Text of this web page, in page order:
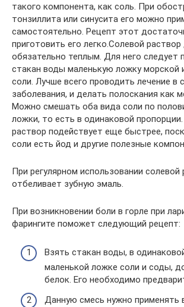
такого компонента, как соль. При
тонзиллита или синусита его можно
самостоятельно. Рецепт этот
приготовить его легко.Солевой
обязательно теплым. Для него следует
стакан воды маленькую ложку морской
соли. Лучше всего проводить лечение в
заболевания, и делать полоскания как
Можно смешать оба вида соли по
ложки, то есть в одинаковой
раствор подействует еще быстрее,
соли есть йод и другие полезные
При регулярном использовании
отбеливает зубную эмаль.
При возникновении боли в горле при
фарингите поможет следующий рецепт:
Взять стакан воды, в
маленькой ложке соли и соды,
белок. Его необходимо
Данную смесь нужно применять